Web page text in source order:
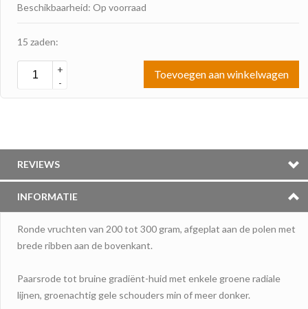
Beschikbaarheid: Op voorraad
15 zaden:
+
-
Toevoegen aan winkelwagen
REVIEWS
INFORMATIE
Ronde vruchten van 200 tot 300 gram, afgeplat aan de polen met
brede ribben aan de bovenkant.
Paarsrode tot bruine gradiënt-huid met enkele groene radiale
lijnen, groenachtig gele schouders min of meer donker.